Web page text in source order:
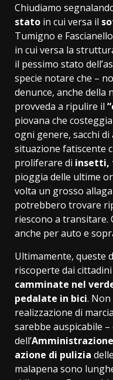
Chiudiamo
stato in cui versa il
Tumigno e
in cui versa la
il pessimo stato
specie notare che –
denunce, anche della
provveda a ripulire il
piovana che
ogni genere, sacchi
situazione fatiscente
proliferare di insetti,
pioggia delle ultime
volta un grosso
potrebbero trovare
riescono a transitare.
anche per auto e
Ultimamente, queste
riscoperte dai
camminate nel
pedalate in bici.
realizzazione di
sarebbe auspicabile –
dell’
azione di pulizia
malapena sono